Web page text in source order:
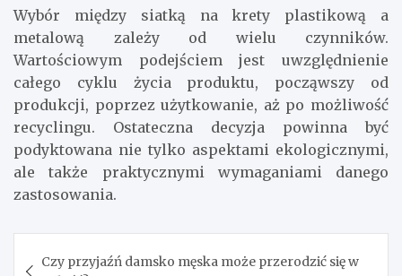
Wybór między siatką na krety plastikową a
metalową zależy od wielu czynników.
Wartościowym podejściem jest uwzględnienie
całego cyklu życia produktu, począwszy od
produkcji, poprzez użytkowanie, aż po możliwość
recyclingu. Ostateczna decyzja powinna być
podyktowana nie tylko aspektami ekologicznymi,
ale także praktycznymi wymaganiami danego
zastosowania.
Czy przyjaźń damsko męska może przerodzić się w